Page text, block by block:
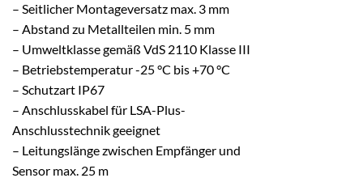
– Seitlicher Montageversatz max. 3 mm
– Abstand zu Metallteilen min. 5 mm
– Umweltklasse gemäß VdS 2110 Klasse III
– Betriebstemperatur -25 °C bis +70 °C
– Schutzart IP67
– Anschlusskabel für LSA-Plus-
Anschlusstechnik geeignet
– Leitungslänge zwischen Empfänger und
Sensor max. 25 m